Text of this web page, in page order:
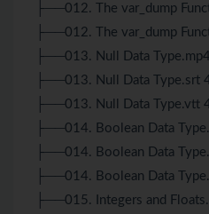
├──012. The var_dump
├──012. The var_dump
├──013. Null Data
├──013. Null Data Type.srt
├──013. Null Data Type.vtt
├──014. Boolean Data
├──014. Boolean Data
├──014. Boolean Data
├──015. Integers and